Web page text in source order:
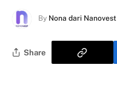
By Nona dari Nanovest
Share